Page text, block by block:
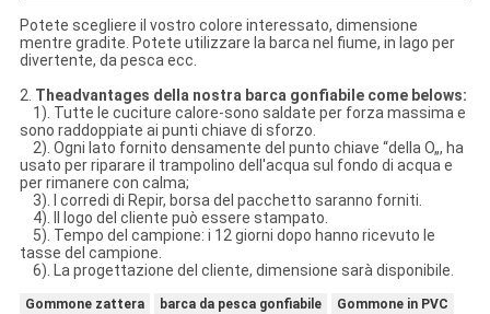
Potete scegliere il vostro colore interessato, dimensione
mentre gradite. Potete utilizzare la barca nel fiume, in lago per
divertente, da pesca ecc.
2. Theadvantages della nostra barca gonfiabile come belows:
1). Tutte le cuciture calore-sono saldate per forza massima e
sono raddoppiate ai punti chiave di sforzo.
2). Ogni lato fornito densamente del punto chiave “della O„, ha
usato per riparare il trampolino dell'acqua sul fondo di acqua e
per rimanere con calma;
3). I corredi di Repir, borsa del pacchetto saranno forniti.
4). Il logo del cliente può essere stampato.
5). Tempo del campione: i 12 giorni dopo hanno ricevuto le
tasse del campione.
6). La progettazione del cliente, dimensione sarà disponibile.
Gommone zattera barca da pesca gonfiabile Gommone in PVC